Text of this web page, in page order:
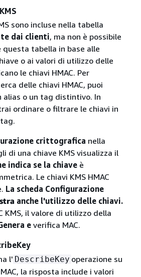
sono incluse nella tabella
dai clienti, ma non è possibile
tabella in base alle
o ai valori di utilizzo delle
le chiavi HMAC. Per
delle chiavi HMAC, puoi
alias o un tag distintivo. In
ordinare o filtrare le chiavi in
crittografica nella
di una chiave KMS visualizza il
indica se la chiaveè
Le chiavi KMS HMAC
La scheda Configurazione
anche l'utilizzo delle chiavi.
KMS, il valore di utilizzo della
everifica MAC.
l' DescribeKey operazione su
la risposta include i valori